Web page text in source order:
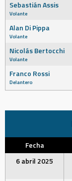
Sebastián Assis
Volante
Alan Di Pippa
Volante
Nicolás Bertocchi
Volante
Franco Rossi
Delantero
Fecha
6 abril 2025